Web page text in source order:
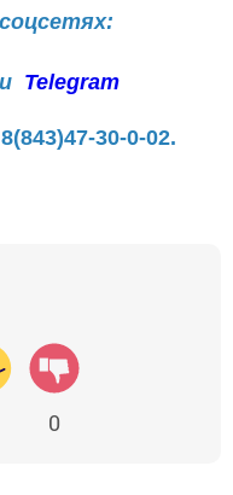
Telegram
8(843)47-30-0-02.
0